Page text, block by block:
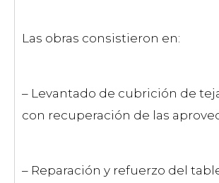
Las obras consistieron en:
– Levantado de cubrición de
con recuperación de las
– Reparación y refuerzo del